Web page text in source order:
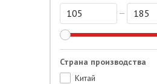
Страна производства
Китай